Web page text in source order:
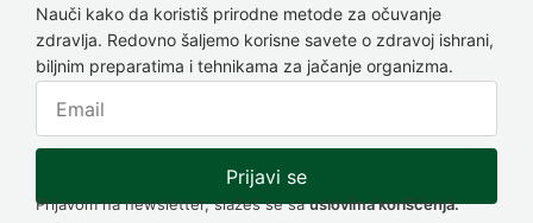
Nauči kako da koristiš prirodne metode za očuvanje
zdravlja. Redovno šaljemo korisne savete o zdravoj ishrani,
biljnim preparatima i tehnikama za jačanje organizma.
Prijavi se
Prijavom na newsletter, slažeš se sauslovima korišćenja.